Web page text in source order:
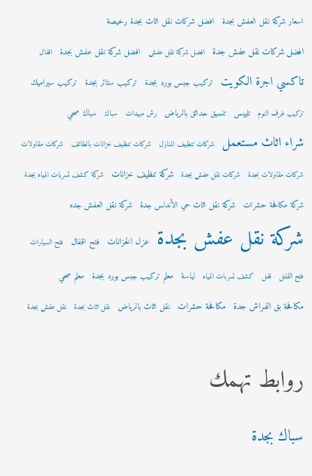
اسعار شركة نقل العفش بجدة افضل شركات نقل اثاث بجدة رخيصة
افضل شركات نقل عفش جدة افضل شركة نقل عفش افضل شركة نقل عفش بجدة اقفال
تاكسي اجرة الكويت تركيب جبس بورد بجدة تركيب ستائر بجدة تركيب سيراميك
تركيب غرف النوم تلييس تنسيق حدائق بالرياض رش مبيدات سباك سباك صحي
شراء اثاث مستعمل شركات تنظيف المنازل شركات تنظيف خزانات بالطائف شركات مقاولات
شركات مقاولات بجدة شركات نقل عفش بجدة شركة تنظيف خزانات شركة كشف تسربات المياه بجدة
شركة مكافحة حشرات شركة نقل اثاث حي الأندلس جدة شركة نقل العفش جده
شركة نقل عفش بجدة عزل الخزانات فتح اقفال فتح السيارات
فتح القفل قفل كشف تسربات المياه لياسة معلم تركيب جبس بورد بجدة معلم صحي
مكافحة بق الفراش جدة مكافحة حشرات نقل اثاث بالرياض نقل اثاث بجدة نقل عفش بجدة
روابط تهمك
سباك بجدة